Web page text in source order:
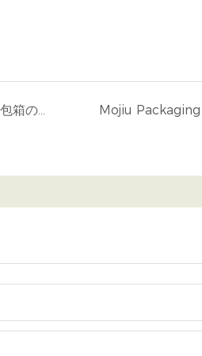
Mojiu Packaging が製造する主な梱包箱の種類を紹介します。